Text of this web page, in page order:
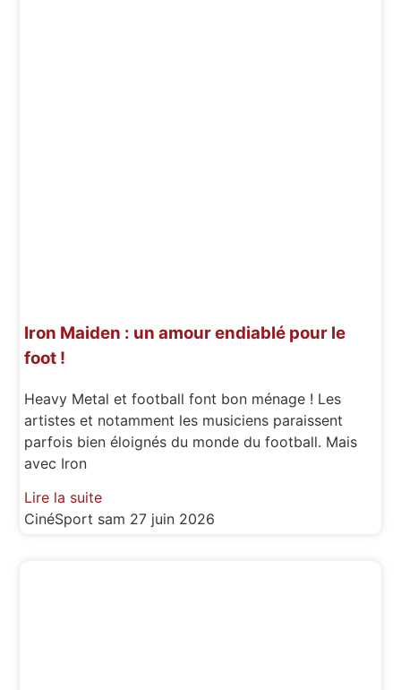
Iron Maiden : un amour endiablé pour le
foot !
Heavy Metal et football font bon ménage ! Les
artistes et notamment les musiciens paraissent
parfois bien éloignés du monde du football. Mais
avec Iron
Lire la suite
CinéSport sam 27 juin 2026